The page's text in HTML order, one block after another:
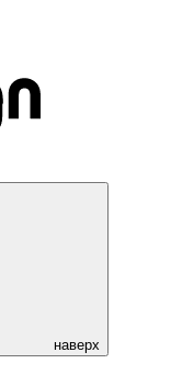
наверх